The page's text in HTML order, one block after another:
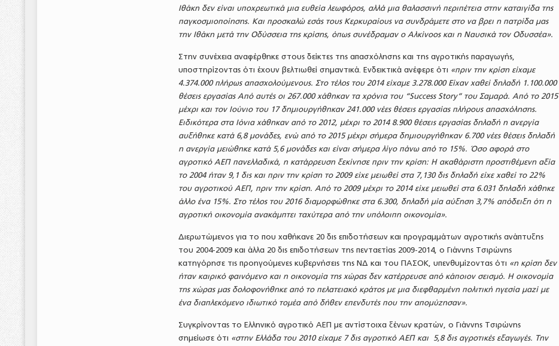
Ιθάκη δεν είναι υποχρεωτικά μια ευθεία λεωφόρος, αλλά μια θαλασσινή περιπέτεια στην καταιγίδα της
παγκοσμιοποίησης. Και προσκαλώ εσάς τους Κερκυραίους να συνδράμετε στο να βρει η πατρίδα μας
την Ιθάκη μετά την Οδύσσεια της κρίσης, όπως συνέδραμαν ο Αλκίνοος και η Ναυσικά τον Οδυσσέα».
Στην συνέχεια αναφέρθηκε στους δείκτες της απασχόλησης και της αγροτικής παραγωγής,
υποστηρίζοντας ότι έχουν βελτιωθεί σημαντικά. Ενδεικτικά ανέφερε ότι «πριν την κρίση είχαμε
4.374.000 πλήρως απασχολούμενους. Στο τέλος του 2014 είχαμε 3.278.000 Είχαν χαθεί δηλαδή 1.100.000
θέσεις εργασίας Από αυτές οι 267.000 χάθηκαν τα χρόνια του “Success Story” του Σαμαρά. Από το 2015
μέχρι και τον Ιούνιο του 17 δημιουργήθηκαν 241.000 νέες θέσεις εργασίας πλήρους απασχόλησης.
Ειδικότερα στα Ιόνια χάθηκαν από το 2012, μέχρι το 2014 8.900 θέσεις εργασίας δηλαδή η ανεργία
αυξήθηκε κατά 6,8 μονάδες, ενώ από το 2015 μέχρι σήμερα δημιουργήθηκαν 6.700 νέες θέσεις δηλαδή
η ανεργία μειώθηκε κατά 5,6 μονάδες και είναι σήμερα λίγο πάνω από το 15%. Όσο αφορά στο
αγροτικό ΑΕΠ πανελλαδικά, η κατάρρευση ξεκίνησε πριν την κρίση: Η ακαθάριστη προστιθέμενη αξία
το 2004 ήταν 9,1 δις και πριν την κρίση το 2009 είχε μειωθεί στα 7,130 δις δηλαδή είχε χαθεί το 22%
του αγροτικού ΑΕΠ, πριν την κρίση. Από το 2009 μέχρι το 2014 είχε μειωθεί στα 6.031 δηλαδή χάθηκε
άλλο ένα 15%. Στο τέλος του 2016 διαμορφώθηκε στα 6.300, δηλαδή μία αύξηση 3,7% απόδειξη ότι η
αγροτική οικονομία ανακάμπτει ταχύτερα από την υπόλοιπη οικονομία».
Διερωτώμενος για το που χαθήκανε 20 δις επιδοτήσεων και προγραμμάτων αγροτικής ανάπτυξης
του 2004-2009 και άλλα 20 δις επιδοτήσεων της πενταετίας 2009-2014, ο Γιάννης Τσιρώνης
κατηγόρησε τις προηγούμενες κυβερνήσεις της ΝΔ και του ΠΑΣΟΚ, υπενθυμίζοντας ότι «η κρίση δεν
ήταν καιρικό φαινόμενο και η οικονομία της χώρας δεν κατέρρευσε από κάποιον σεισμό. Η οικονομία
της χώρας μας δολοφονήθηκε από το πελατειακό κράτος με μια διεφθαρμένη πολιτική ηγεσία μαζί με
ένα διαπλεκόμενο ιδιωτικό τομέα από δήθεν επενδυτές που την απομύζησαν».
Συγκρίνοντας το Ελληνικό αγροτικό ΑΕΠ με αντίστοιχα ξένων κρατών, ο Γιάννης Τσιρώνης
σημείωσε ότι «στην Ελλάδα του 2010 είχαμε 7 δις αγροτικό ΑΕΠ και 5,8 δις αγροτικές εξαγωγές. Την